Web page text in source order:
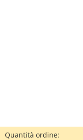
Quantità ordine: